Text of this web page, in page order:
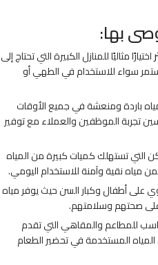
بها:
اختيارًا مثاليًا للمنازل الكبيرة التي تحتاج إلى
سواء للاستخدام في الطهي أو
باردة ومنعشة في جميع الأوقات
تجربة الموظفين والعملاء مع توفير
التي تستهلك كميات كبيرة من المياه
مياه نقية وآمنة للاستخدام اليومي.
على أطفال وكبار السن حيث يوفر مياه
صحتهم وسلامتهم.
للمطاعم والمقاهي التي تقدم
المستخدمة في تحضير الطعام